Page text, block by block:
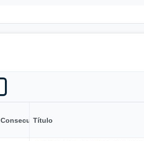
ConsecutivoTítulo